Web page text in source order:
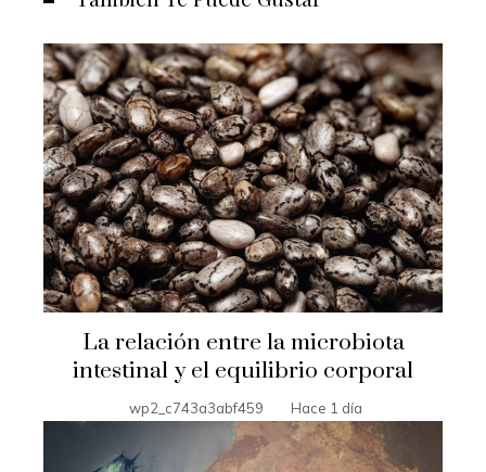
La relación entre la microbiota
intestinal y el equilibrio corporal
wp2_c743a3abf459 Hace 1 día